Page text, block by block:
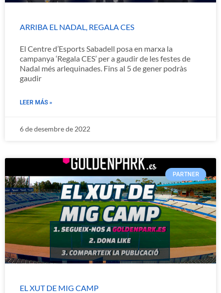
ARRIBA EL NADAL, REGALA CES
El Centre d’Esports Sabadell posa en marxa la
campanya ‘Regala CES’ per a gaudir de les festes de
Nadal més arlequinades. Fins al 5 de gener podràs
gaudir
LEER MÁS »
6 de desembre de 2022
PARTNER
EL XUT DE MIG CAMP